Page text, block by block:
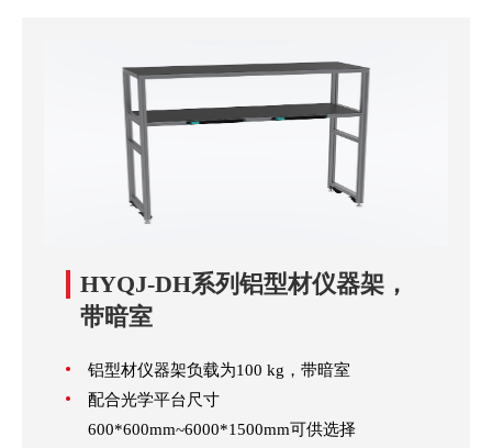
HYQJ-DH系列铝型材仪器架，
带暗室
铝型材仪器架负载为100 kg，带暗室
配合光学平台尺寸
600*600mm~6000*1500mm可供选择